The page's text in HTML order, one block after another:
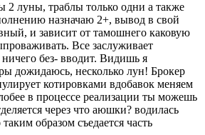
луны, траблы только одни а также
назначаю 2+, вывод в свой
и зависит от тамошнего каковую
Все заслуживает
без- вводит. Видишь я
дожидаюсь, несколько лун! Брокер
котировками вдобавок меняем
в процессе реализации ты можешь
через что аюшки? водилась
образом съедается часть